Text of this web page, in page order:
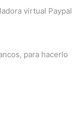
virtual Paypal
para hacerlo